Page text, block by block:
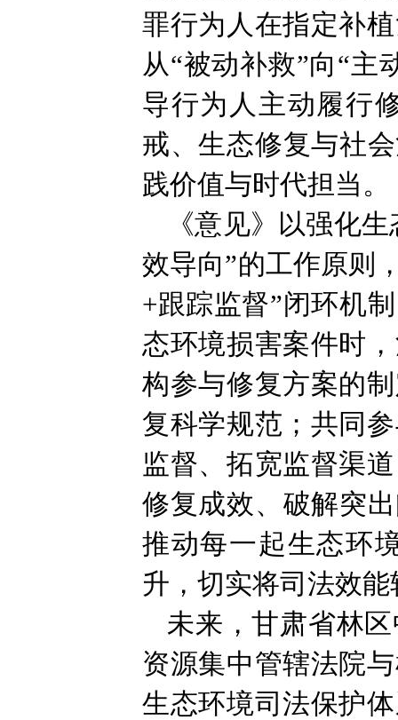
罪行为人在指定补
从“被动补救”向“主
导行为人主动履行
戒、生态修复与社
践价值与时代担当。
《意见》以强化
效导向”的工作原则
+跟踪监督”闭环机
态环境损害案件时
构参与修复方案的
复科学规范；共同
监督、拓宽监督渠
修复成效、破解突
推动每一起生态环
升，切实将司法效
未来，甘肃省林
资源集中管辖法院
生态环境司法保护